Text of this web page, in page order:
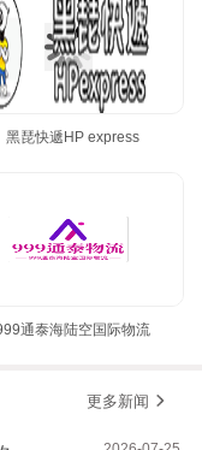
黑琵快遞HP express
通泰海陆空国际物流
更多新闻